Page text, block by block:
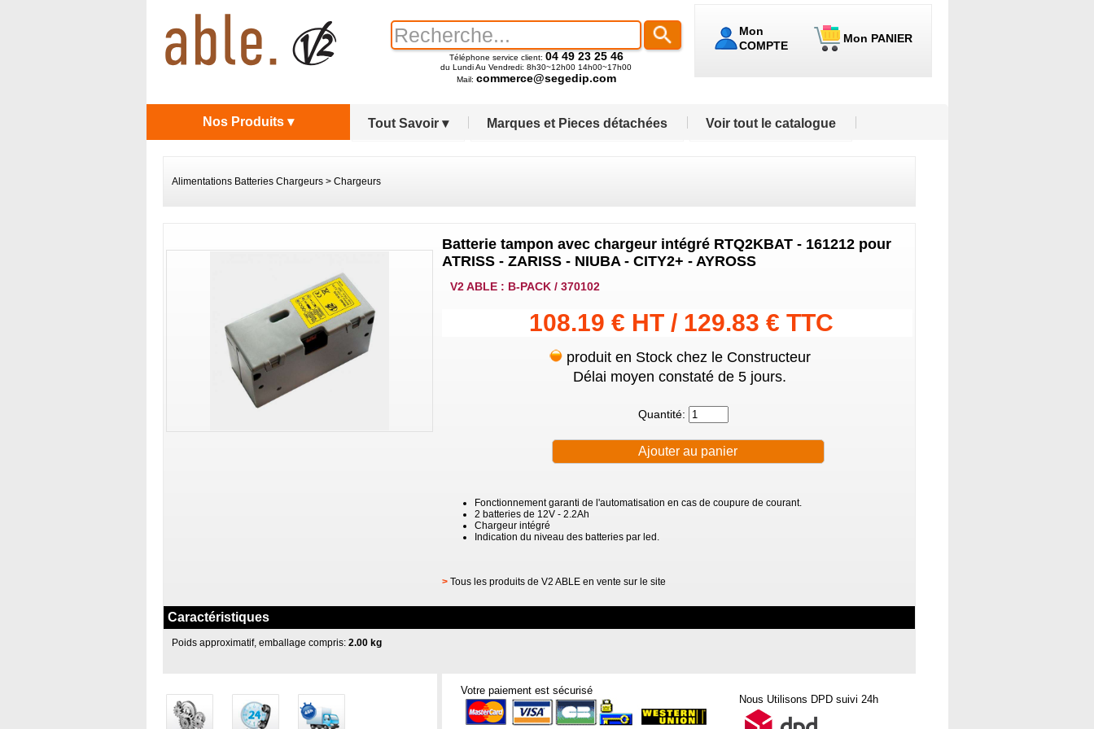
Mon
COMPTE
Mon PANIER
Téléphone service client: 04 49 23 25 46
du Lundi Au Vendredi: 8h30~12h00 14h00~17h00
Mail: commerce@segedip.com
Tout Savoir ▾ Marques et Pieces détachées Voir tout le catalogue
Nos Produits ▾
Alimentations Batteries Chargeurs> Chargeurs
Batterie tampon avec chargeur intégré RTQ2KBAT - 161212 pour
ATRISS - ZARISS - NIUBA - CITY2+ - AYROSS
V2 ABLE : B-PACK / 370102
108.19 € HT / 129.83 € TTC
produit en Stock chez le Constructeur
Délai moyen constaté de 5 jours.
Quantité:
Fonctionnement garanti de l'automatisation en cas de coupure de courant.
2 batteries de 12V - 2.2Ah
Chargeur intégré
Indication du niveau des batteries par led.
> Tous les produits de V2 ABLE en vente sur le site
Caractéristiques
Poids approximatif, emballage compris:2.00 kg
Votre paiement est sécurisé
Nous Utilisons DPD suivi 24h